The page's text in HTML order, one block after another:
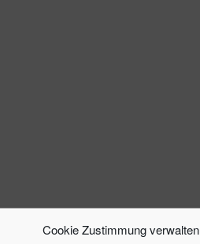
Cookie Zustimmung verwalten